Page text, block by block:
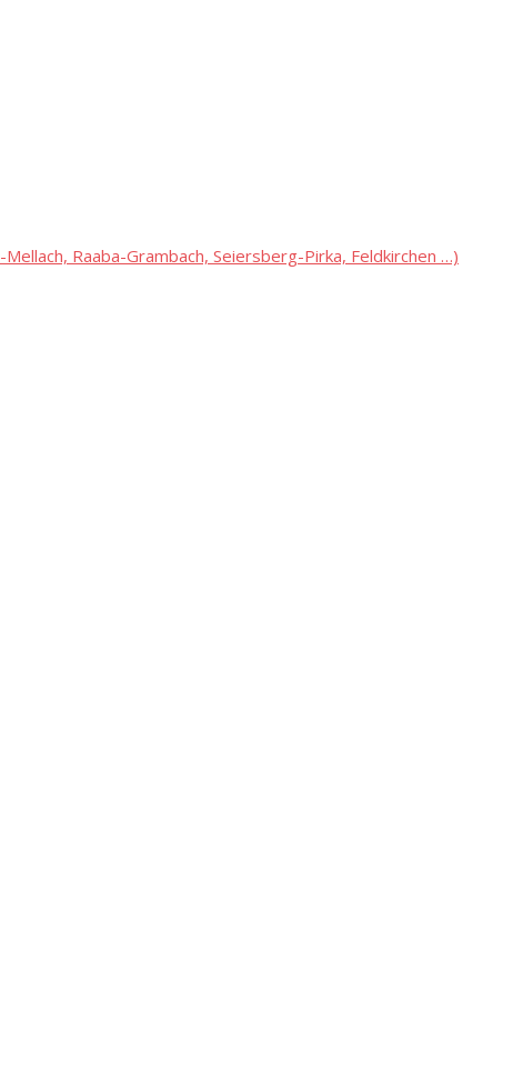
Raaba-Grambach, Seiersberg-Pirka, Feldkirchen …)